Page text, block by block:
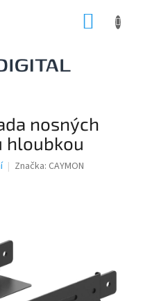
nosných
hloubkou
Značka: CAYMON